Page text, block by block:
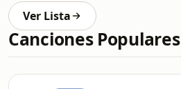
Ver Lista
Canciones Populares